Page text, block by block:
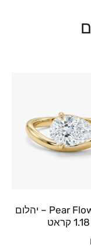
טבעת Pear Flow – יהלום